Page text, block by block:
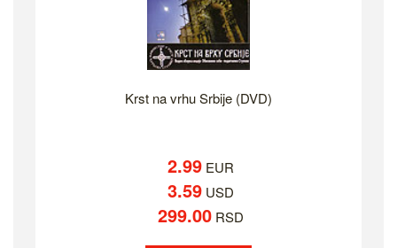
Krst na vrhu Srbije (DVD)
2.99 EUR
3.59 USD
299.00 RSD